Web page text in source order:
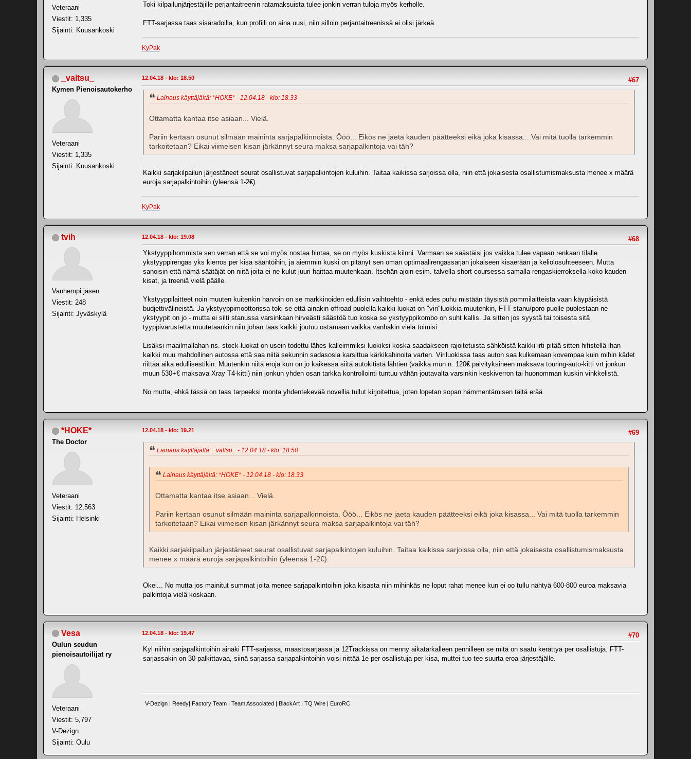
Veteraani
Viestit: 1,335
Sijainti: Kuusankoski
Toki kilpailunjärjestäjille perjantaitreenin ratamaksuista tulee jonkin verran tuloja myös kerholle.
FTT-sarjassa taas sisäradoilla, kun profiili on aina uusi, niin silloin perjantaitreenissä ei olisi järkeä.
KyPak
_valtsu_
Kymen Pienoisautokerho
Veteraani
Viestit: 1,335
Sijainti: Kuusankoski
#67
12.04.18 - klo: 18.50
Lainaus käyttäjältä: *HOKE* - 12.04.18 - klo: 18.33
Ottamatta kantaa itse asiaan... Vielä.
Pariin kertaan osunut silmään maininta sarjapalkinnoista. Ööö... Eikös ne jaeta kauden päätteeksi eikä joka kisassa... Vai mitä tuolla tarkemmin
tarkoitetaan? Eikai viimeisen kisan järkännyt seura maksa sarjapalkintoja vai täh?
Kaikki sarjakilpailun järjestäneet seurat osallistuvat sarjapalkintojen kuluihin. Taitaa kaikissa sarjoissa olla, niin että jokaisesta osallistumismaksusta menee x määrä
euroja sarjapalkintoihin (yleensä 1-2€).
KyPak
tvih
Vanhempi jäsen
Viestit: 248
Sijainti: Jyväskylä
#68
12.04.18 - klo: 19.08
Ykstyyppihommista sen verran että se voi myös nostaa hintaa, se on myös kuskista kiinni. Varmaan se säästäisi jos vaikka tulee vapaan renkaan tilalle
ykstyyppirengas yks kierros per kisa sääntöihin, ja aiemmin kuski on pitänyt sen oman optimaalirengassarjan jokaiseen kisaerään ja keliolosuhteeseen. Mutta
sanoisin että nämä säätäjät on niitä joita ei ne kulut juuri haittaa muutenkaan. Itsehän ajoin esim. talvella short coursessa samalla rengaskierroksella koko kauden
kisat, ja treeniä vielä päälle.
Ykstyyppilaitteet noin muuten kuitenkin harvoin on se markkinoiden edullisin vaihtoehto - enkä edes puhu mistään täysistä pommilaitteista vaan käypäisistä
budjettivälineistä. Ja ykstyyppimoottorissa toki se että ainakin offroad-puolella kaikki luokat on "viri"luokkia muutenkin, FTT stanu/poro-puolle puolestaan ne
ykstyypit on jo - mutta ei silti stanussa varsinkaan hirveästi säästöä tuo koska se ykstyyppikombo on suht kallis. Ja sitten jos syystä tai toisesta sitä
tyyppivarustetta muutetaankin niin johan taas kaikki joutuu ostamaan vaikka vanhakin vielä toimisi.
Lisäksi maailmallahan ns. stock-luokat on usein todettu lähes kalleimmiksi luokiksi koska saadakseen rajoitetuista sähköistä kaikki irti pitää sitten hifistellä ihan
kaikki muu mahdollinen autossa että saa niitä sekunnin sadasosia karsittua kärkikahinoita varten. Viriluokissa taas auton saa kulkemaan kovempaa kuin mihin kädet
riittää aika edullisestikin. Muutenkin niitä eroja kun on jo kaikessa siitä autokitistä lähtien (vaikka mun n. 120€ päivityksineen maksava touring-auto-kitti vrt jonkun
muun 530+€ maksava Xray T4-kitti) niin jonkun yhden osan tarkka kontrollointi tuntuu vähän joutavalta varsinkin keskiverron tai huonomman kuskin vinkkelistä.
No mutta, ehkä tässä on taas tarpeeksi monta yhdentekevää novellia tullut kirjoitettua, joten lopetan sopan hämmentämisen tältä erää.
*HOKE*
The Doctor
Veteraani
Viestit: 12,563
Sijainti: Helsinki
#69
12.04.18 - klo: 19.21
Lainaus käyttäjältä: _valtsu_ - 12.04.18 - klo: 18.50
Lainaus käyttäjältä: *HOKE* - 12.04.18 - klo: 18.33
Ottamatta kantaa itse asiaan... Vielä.
Pariin kertaan osunut silmään maininta sarjapalkinnoista. Ööö... Eikös ne jaeta kauden päätteeksi eikä joka kisassa... Vai mitä tuolla tarkemmin
tarkoitetaan? Eikai viimeisen kisan järkännyt seura maksa sarjapalkintoja vai täh?
Kaikki sarjakilpailun järjestäneet seurat osallistuvat sarjapalkintojen kuluihin. Taitaa kaikissa sarjoissa olla, niin että jokaisesta osallistumismaksusta
menee x määrä euroja sarjapalkintoihin (yleensä 1-2€).
Okei... No mutta jos mainitut summat joita menee sarjapalkintoihin joka kisasta niin mihinkäs ne loput rahat menee kun ei oo tullu nähtyä 600-800 euroa maksavia
palkintoja vielä koskaan.
Vesa
Oulun seudun
pienoisautoilijat ry
Veteraani
Viestit: 5,797
V-Dezign
Sijainti: Oulu
#70
12.04.18 - klo: 19.47
Kyl niihin sarjapalkintoihin ainaki FTT-sarjassa, maastosarjassa ja 12Trackissa on menny aikatarkalleen pennilleen se mitä on saatu kerättyä per osallistuja. FTT-
sarjassakin on 30 palkittavaa, siinä sarjassa sarjapalkintoihin voisi riittää 1e per osallistuja per kisa, muttei tuo tee suurta eroa järjestäjälle.
V-Dezign | Reedy| Factory Team | Team Associated | BlackArt | TQ Wire | EuroRC